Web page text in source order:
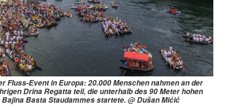
Fluss-Event in Europa: 20.000 Menschen nahmen an der
Drina Regatta teil, die unterhalb des 90 Meter hohen
Bajina Basta Staudammes startete. @ Dušan Mićić